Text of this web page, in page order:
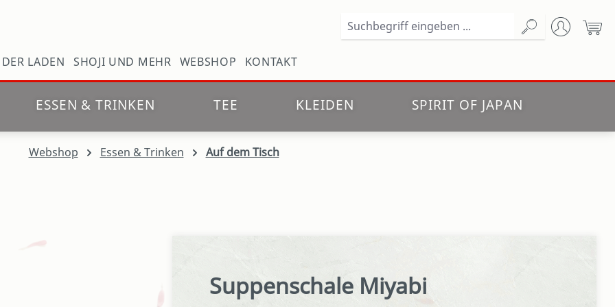
DER LADEN SHOJI UND MEHR WEBSHOP KONTAKT
ESSEN & TRINKEN TEE KLEIDEN SPIRIT OF JAPAN
Webshop Essen & Trinken Auf dem Tisch
Suppenschale Miyabi